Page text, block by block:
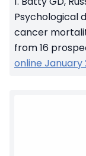
Psychological
cancer
from 16
online January